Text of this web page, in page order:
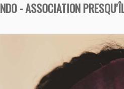
- ASSOCIATION